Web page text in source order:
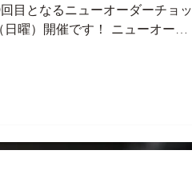
目となるニューオーダーチョッ
です！ ニューオーダ